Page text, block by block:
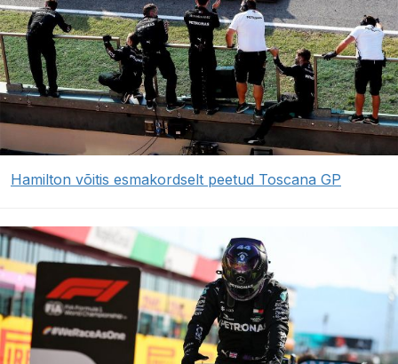
Hamilton võitis esmakordselt peetud Toscana GP